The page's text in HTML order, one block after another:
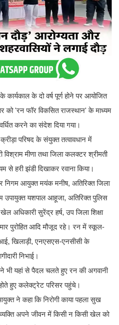
के दो वर्ष पूर्ण होने पर आयोजित
को 'रन फॉर विकसित राजस्थान' के माध्यम
करने का संदेश दिया गया।
परिषद के संयुक्त तत्वावधान में
मीणा तथा जिला कलक्टर श्रीमती
से हरी झंडी दिखाकर रवाना किया।
निगम आयुक्त मयंक मनीष, अतिरिक्त जिला
यशपाल आहूजा, अतिरिक्त पुलिस
अधिकारी सुरेंद्र हर्ष, उप जिला शिक्षा
पुरोहित आदि मौजूद रहे। रन में स्कूल-
खिलाड़ी, एनएसएस-एनसीसी के
निभाई।
यहां से पैदल चलते हुए रन की अगवानी
होते हुए कलेक्ट्रेट परिसर पहुंचे।
ने कहा कि निरोगी काया पहला सुख
अपने जीवन में किसी न किसी खेल को